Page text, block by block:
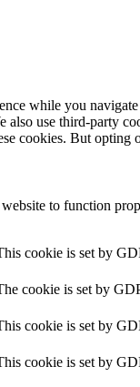
while you
use third-party
cookies. But
to function
cookie is set by
cookie is set by
cookie is set by
cookie is set by